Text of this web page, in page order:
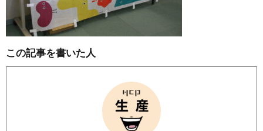
この記事を書いた人